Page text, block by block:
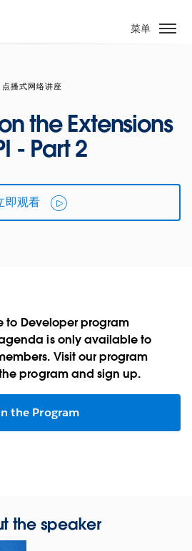
菜单
点播式网络讲座
the Extensions
- Part 2
即观看
to Developer program
is only available to
Visit our program
program and sign up.
the Program
the speaker